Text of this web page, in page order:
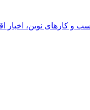
و کارهای نوین،